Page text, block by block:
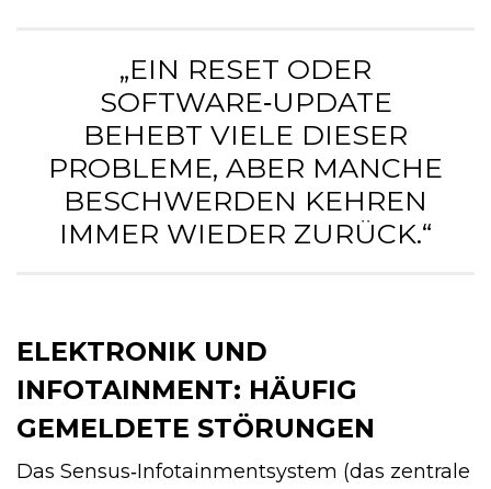
„EIN RESET ODER
SOFTWARE‑UPDATE
BEHEBT VIELE DIESER
PROBLEME, ABER MANCHE
BESCHWERDEN KEHREN
IMMER WIEDER ZURÜCK.“
ELEKTRONIK UND
INFOTAINMENT: HÄUFIG
GEMELDETE STÖRUNGEN
Das Sensus‑Infotainmentsystem (das zentrale